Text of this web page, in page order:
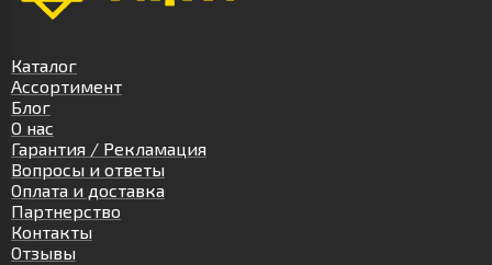
Каталог
Ассортимент
Блог
О нас
Гарантия / Рекламация
Вопросы и ответы
Оплата и доставка
Партнерство
Контакты
Отзывы